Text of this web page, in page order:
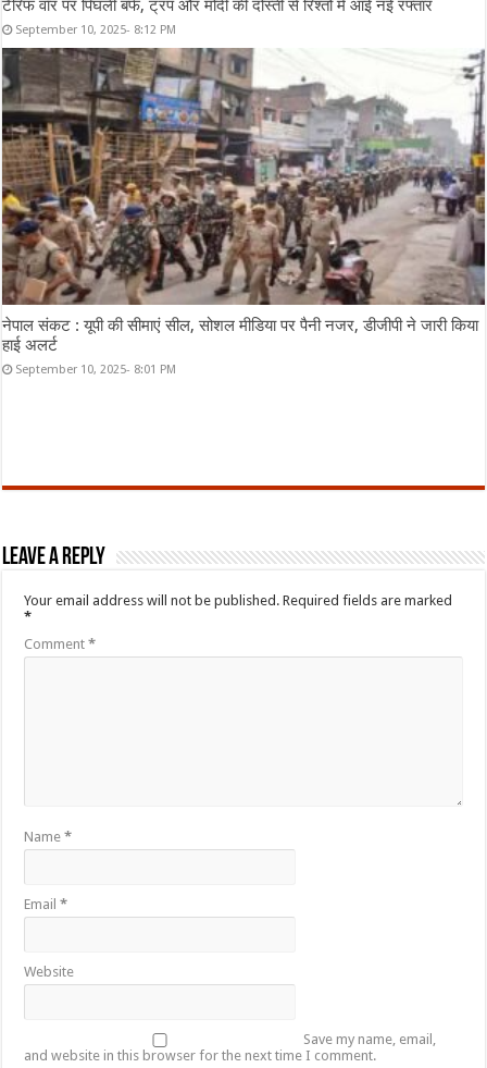
टैरिफ वॉर पर पिघली बर्फ, ट्रंप और मोदी की दोस्ती से रिश्तों में आई नई रफ्तार
September 10, 2025- 8:12 PM
नेपाल संकट : यूपी की सीमाएं सील, सोशल मीडिया पर पैनी नजर, डीजीपी ने जारी किया
हाई अलर्ट
September 10, 2025- 8:01 PM
Leave a Reply
Your email address will not be published. Required fields are marked
*
Comment*
Name*
Email*
Website
Save my name, email,
and website in this browser for the next time I comment.